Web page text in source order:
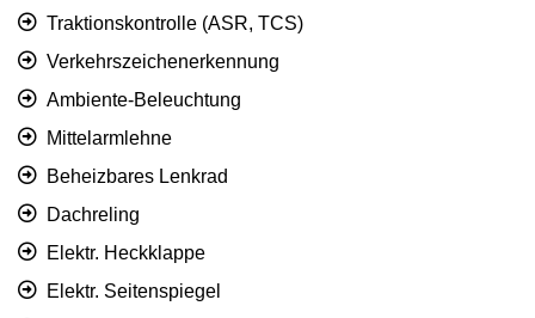
Traktionskontrolle (ASR, TCS)
Verkehrszeichenerkennung
Ambiente-Beleuchtung
Mittelarmlehne
Beheizbares Lenkrad
Dachreling
Elektr. Heckklappe
Elektr. Seitenspiegel